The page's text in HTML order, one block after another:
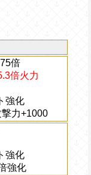
倍
倍火力
強化
力+1000
強化
強化